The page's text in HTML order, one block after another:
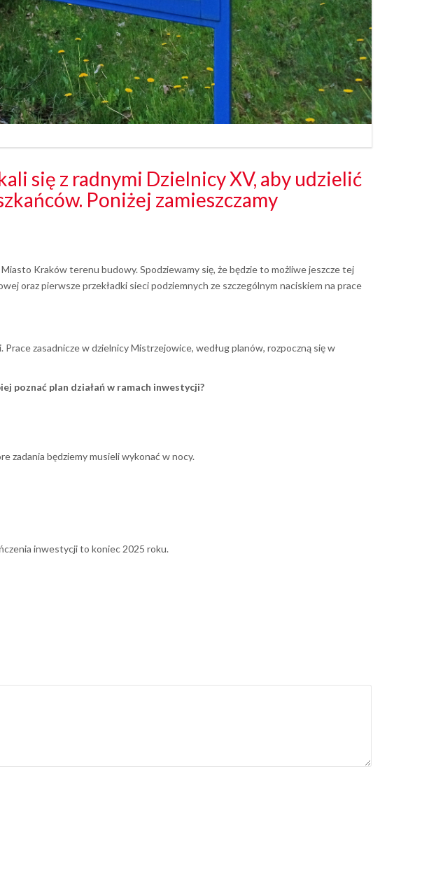
się z radnymi Dzielnicy XV, aby udzielić
Poniżej zamieszczamy
Kraków terenu budowy. Spodziewamy się, że będzie to możliwe jeszcze tej
oraz pierwsze przekładki sieci podziemnych ze szczególnym naciskiem na prace
zasadnicze w dzielnicy Mistrzejowice, według planów, rozpoczną się w
poznać plan działań w ramach inwestycji?
zadania będziemy musieli wykonać w nocy.
inwestycji to koniec 2025 roku.